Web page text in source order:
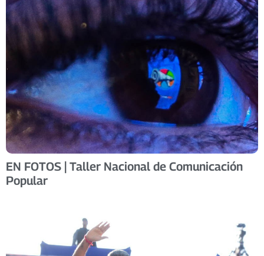
EN FOTOS | Taller Nacional de Comunicación
Popular